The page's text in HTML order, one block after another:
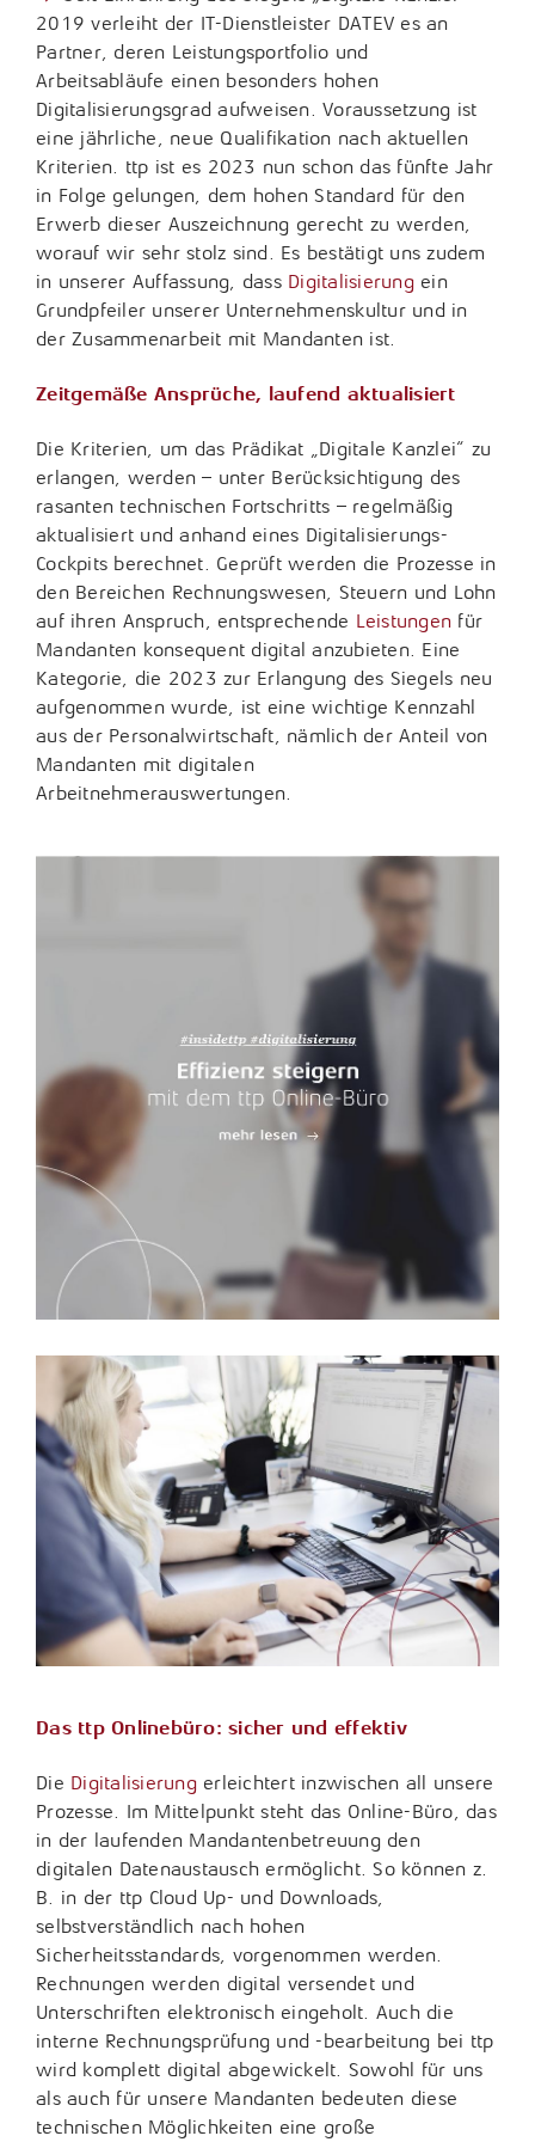
2019 verleiht der IT-Dienstleister DATEV es an
Partner, deren Leistungsportfolio und
Arbeitsabläufe einen besonders hohen
Digitalisierungsgrad aufweisen. Voraussetzung ist
eine jährliche, neue Qualifikation nach aktuellen
Kriterien. ttp ist es 2023 nun schon das fünfte Jahr
in Folge gelungen, dem hohen Standard für den
Erwerb dieser Auszeichnung gerecht zu werden,
worauf wir sehr stolz sind. Es bestätigt uns zudem
in unserer Auffassung, dass Digitalisierungein
Grundpfeiler unserer Unternehmenskultur und in
der Zusammenarbeit mit Mandanten ist.
Zeitgemäße Ansprüche, laufend aktualisiert
Die Kriterien, um das Prädikat „Digitale Kanzlei“ zu
erlangen, werden – unter Berücksichtigung des
rasanten technischen Fortschritts – regelmäßig
aktualisiert und anhand eines Digitalisierungs-
Cockpits berechnet. Geprüft werden die Prozesse in
den Bereichen Rechnungswesen, Steuern und Lohn
auf ihren Anspruch, entsprechende Leistungen für
Mandanten konsequent digital anzubieten. Eine
Kategorie, die 2023 zur Erlangung des Siegels neu
aufgenommen wurde, ist eine wichtige Kennzahl
aus der Personalwirtschaft, nämlich der Anteil von
Mandanten mit digitalen
Arbeitnehmerauswertungen.
Das ttp Onlinebüro: sicher und effektiv
Die Digitalisierungerleichtert inzwischen all unsere
Prozesse. Im Mittelpunkt steht das Online-Büro, das
in der laufenden Mandantenbetreuung den
digitalen Datenaustausch ermöglicht. So können z.
B. in der ttp Cloud Up- und Downloads,
selbstverständlich nach hohen
Sicherheitsstandards, vorgenommen werden.
Rechnungen werden digital versendet und
Unterschriften elektronisch eingeholt. Auch die
interne Rechnungsprüfung und -bearbeitung bei ttp
wird komplett digital abgewickelt. Sowohl für uns
als auch für unsere Mandanten bedeuten diese
technischen Möglichkeiten eine große
Tax Compliance / Verfahrensdokumentation
Unternehmensnachfolge
Vermögensnachfolge
Vermögensplanung